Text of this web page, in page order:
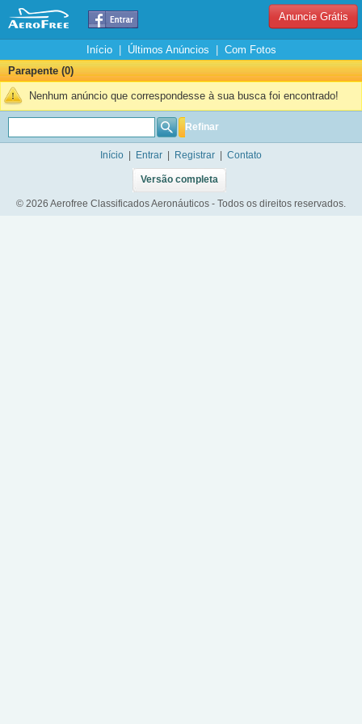
Anuncie Grátis
Início| Últimos Anúncios
Com Fotos
Parapente (0)
Nenhum anúncio que correspondesse à sua busca foi encontrado!
Refinar
Início Entrar Registrar Contato
Versão completa
© 2026 Aerofree Classificados Aeronáuticos - Todos os direitos reservados.